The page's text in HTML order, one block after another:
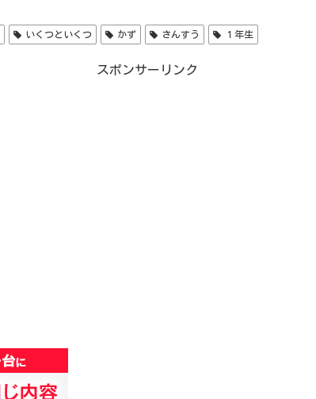
いくつといくつ かず さんすう １年生
スポンサーリンク